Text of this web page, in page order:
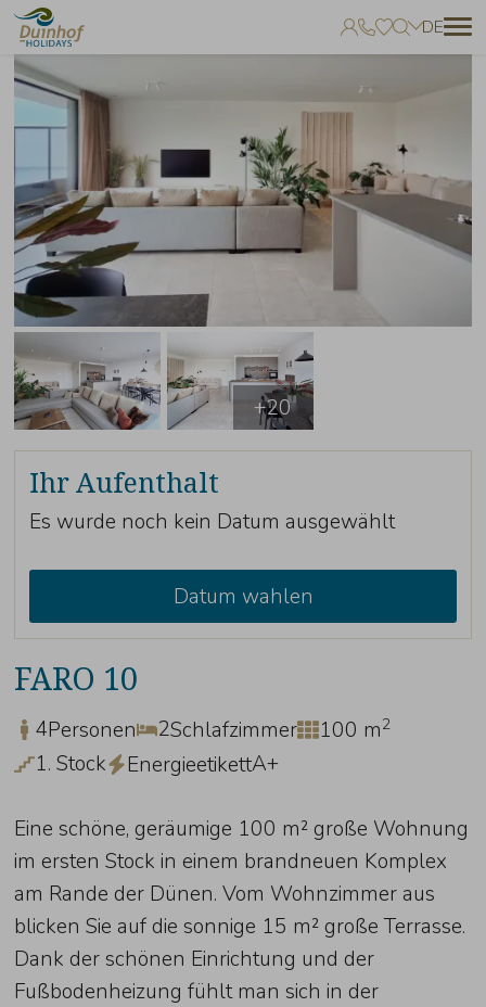
Keine Favoriten
Sie können Unterkünfte zu Ihren Favoriten hinzufügen, indem Sie auf
zum klicken.
DE
+20
Ihr Aufenthalt
Es wurde noch kein Datum ausgewählt
Datum wahlen
FARO 10
4Personen 2Schlafzimmer 100 m2
1. Stock EnergieetikettA+
Eine schöne, geräumige 100 m² große Wohnung
im ersten Stock in einem brandneuen Komplex
am Rande der Dünen. Vom Wohnzimmer aus
blicken Sie auf die sonnige 15 m² große Terrasse.
Dank der schönen Einrichtung und der
Fußbodenheizung fühlt man sich in der